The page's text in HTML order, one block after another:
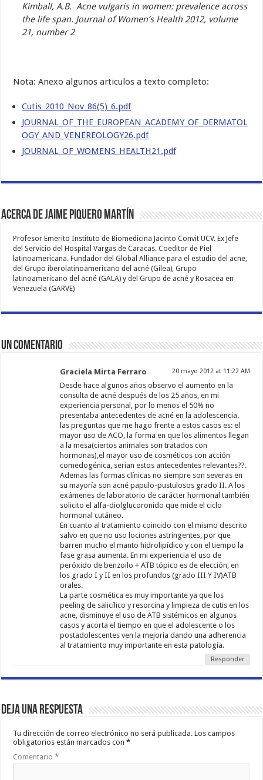
Kimball, A.B. Acne vulgaris in women: prevalence across
the life span. Journal of Women’s Health 2012, volume
21, number 2
Nota: Anexo algunos articulos a texto completo:
Cutis_2010_Nov_86(5)_6.pdf
JOURNAL_OF_THE_EUROPEAN_ACADEMY_OF_DERMATOL
OGY_AND_VENEREOLOGY26.pdf
JOURNAL_OF_WOMENS_HEALTH21.pdf
Acerca de Jaime Piquero Martín
Profesor Emerito Instituto de Biomedicina Jacinto Convit UCV. Ex Jefe
del Servicio del Hospital Vargas de Caracas. Coeditor de Piel
latinoamericana. Fundador del Global Alliance para el estudio del acne,
del Grupo iberolatinoamericano del acné (Gilea), Grupo
latinoamericano del acné (GALA) y del Grupo de acné y Rosacea en
Venezuela (GARVE)
Un comentario
Graciela Mirta Ferraro 20 mayo 2012 at 11:22 AM
Desde hace algunos años observo el aumento en la
consulta de acné después de los 25 años, en mi
experiencia personal, por lo menos el 50% no
presentaba antecedentes de acné en la adolescencia.
las preguntas que me hago frente a estos casos es: el
mayor uso de ACO, la forma en que los alimentos llegan
a la mesa(ciertos animales son tratados con
hormonas),el mayor uso de cosméticos con acción
comedogénica, serian estos antecedentes relevantes??.
Ademas las formas clínicas no siempre son severas en
su mayoría son acné papulo-pustulosos grado II. A los
exámenes de laboratorio de carácter hormonal también
solicito el alfa-diolglucoronido que mide el ciclo
hormonal cutáneo.
En cuanto al tratamiento coincido con el mismo descrito
salvo en que no uso lociones astringentes, por que
barren mucho el manto hidrolipídico y con el tiempo la
fase grasa aumenta. En mi experiencia el uso de
peróxido de benzoilo + ATB tópico es de elección, en
los grado I y II en los profundos (grado III Y IV)ATB
orales.
La parte cosmética es muy importante ya que los
peeling de salicílico y resorcina y limpieza de cutis en los
acne, disminuye el uso de ATB sistémicos en algunos
casos y acorta el tiempo en que el adolescente o los
postadolescentes ven la mejoría dando una adherencia
al tratamiento muy importante en esta patología.
Responder
Deja una respuesta
Tu dirección de correo electrónico no será publicada. Los campos
obligatorios están marcados con*
Comentario*